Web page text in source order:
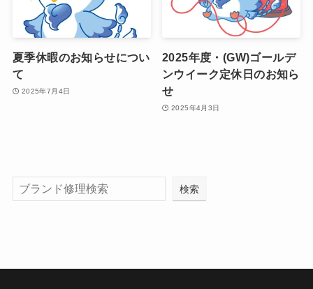
夏季休暇のお知らせについ
て
2025年7月4日
2025年度・(GW)ゴールデ
ンウイーク定休日のお知ら
せ
2025年4月3日
検索